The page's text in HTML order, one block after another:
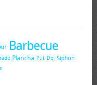
Barbecue
Plancha Ptit-Dej Siphon